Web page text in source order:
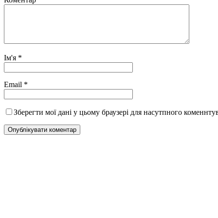
Ім'я *
Email *
Зберегти мої дані у цьому браузері для насутпного